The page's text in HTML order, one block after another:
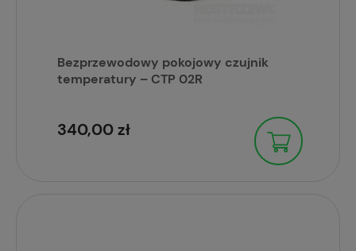
Bezprzewodowy pokojowy czujnik
temperatury – CTP 02R
340,00 zł